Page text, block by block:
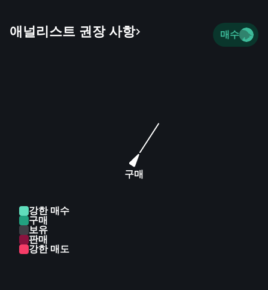
애널리스트 권장 사항 매수
구매
강한 매수
구매
보유
판매
강한 매도
non-life insurance products; residential property-
related finance solutions; mortgages; vehicle and
and financial advisory, stockbroking and portfolio
management, and trust administrative services. In
addition, the company offers trade and working
capital, cash management, payment, and liquidity
commercial property financing services. Further, it
provides broker-dealer trading in debt and equity
securities; and solicitation, syndication, selling, and